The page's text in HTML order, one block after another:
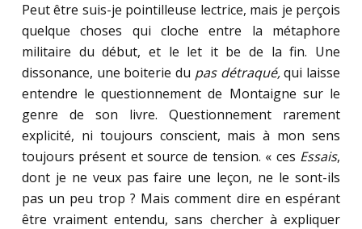
Peut être suis-je pointilleuse lectrice, mais je perçois
quelque choses qui cloche entre la métaphore
militaire du début, et le let it be de la fin. Une
dissonance, une boiterie du pas détraqué,qui laisse
entendre le questionnement de Montaigne sur le
genre de son livre. Questionnement rarement
explicité, ni toujours conscient, mais à mon sens
toujours présent et source de tension. « ces Essais,
dont je ne veux pas faire une leçon, ne le sont-ils
pas un peu trop ? Mais comment dire en espérant
être vraiment entendu, sans chercher à expliquer